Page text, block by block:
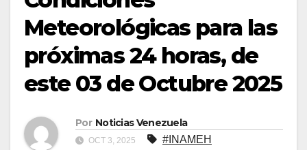
Meteorológicas para las
próximas 24 horas, de
este 03 de Octubre 2025
Por Noticias Venezuela
OCT 3, 2025 #INAMEH